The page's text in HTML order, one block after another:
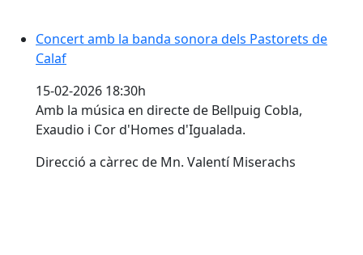
Concert amb la banda sonora dels Pastorets de
Calaf
15-02-2026 18:30h
Amb la música en directe de Bellpuig Cobla,
Exaudio i Cor d'Homes d'Igualada.
Direcció a càrrec de Mn. Valentí Miserachs